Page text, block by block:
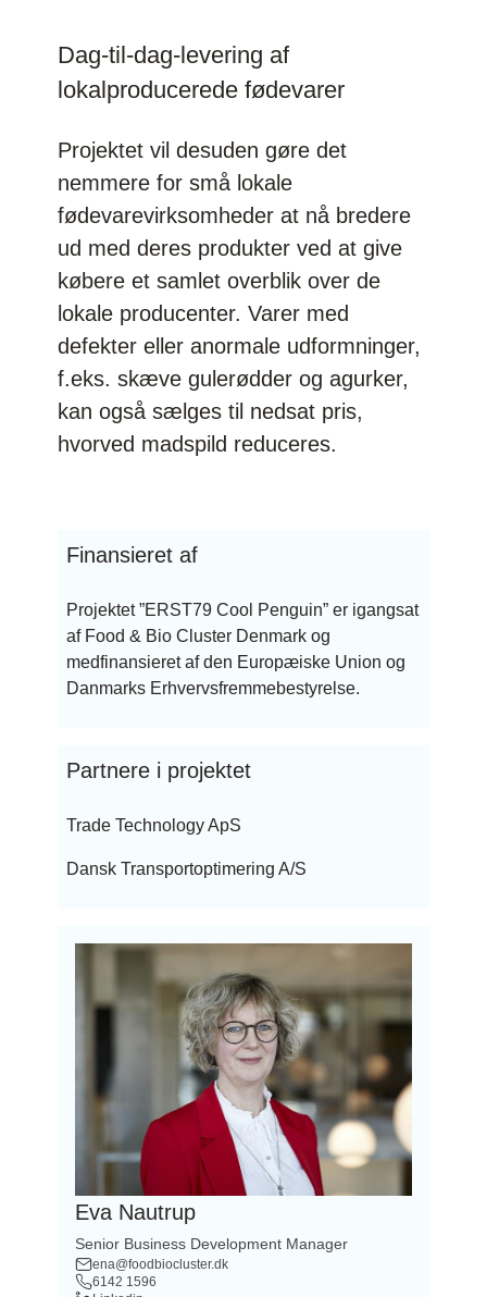
Dag-til-dag-levering af
lokalproducerede fødevarer
Projektet vil desuden gøre det
nemmere for små lokale
fødevarevirksomheder at nå bredere
ud med deres produkter ved at give
købere et samlet overblik over de
lokale producenter. Varer med
defekter eller anormale udformninger,
f.eks. skæve gulerødder og agurker,
kan også sælges til nedsat pris,
hvorved madspild reduceres.
Finansieret af
Projektet ”ERST79 Cool Penguin” er igangsat
af Food & Bio Cluster Denmark og
medfinansieret af den Europæiske Union og
Danmarks Erhvervsfremmebestyrelse.
Partnere i projektet
Trade Technology ApS
Dansk Transportoptimering A/S
Eva Nautrup
Senior Business Development Manager
ena@foodbiocluster.dk
6142 1596